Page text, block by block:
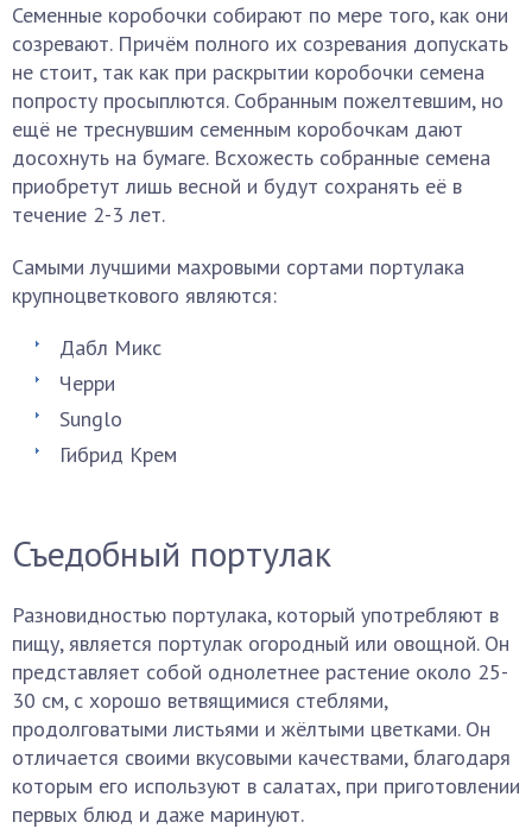
Семенные коробочки собирают по мере того, как они
созревают. Причём полного их созревания допускать
не стоит, так как при раскрытии коробочки семена
попросту просыплются. Собранным пожелтевшим, но
ещё не треснувшим семенным коробочкам дают
досохнуть на бумаге. Всхожесть собранные семена
приобретут лишь весной и будут сохранять её в
течение 2-3 лет.
Самыми лучшими махровыми сортами портулака
крупноцветкового являются:
Дабл Микс
Черри
Sunglo
Гибрид Крем
Съедобный портулак
Разновидностью портулака, который употребляют в
пищу, является портулак огородный или овощной. Он
представляет собой однолетнее растение около 25-
30 см, с хорошо ветвящимися стеблями,
продолговатыми листьями и жёлтыми цветками. Он
отличается своими вкусовыми качествами, благодаря
которым его используют в салатах, при приготовлении
первых блюд и даже маринуют.